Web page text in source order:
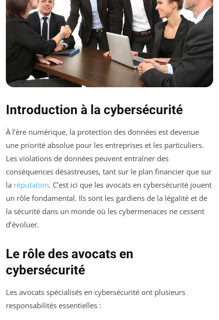
Introduction à la cybersécurité
À l’ère numérique, la protection des données est devenue
une priorité absolue pour les entreprises et les particuliers.
Les violations de données peuvent entraîner des
conséquences désastreuses, tant sur le plan financier que sur
la réputation. C’est ici que les avocats en cybersécurité jouent
un rôle fondamental. Ils sont les gardiens de la légalité et de
la sécurité dans un monde où les cybermenaces ne cessent
d’évoluer.
Le rôle des avocats en
cybersécurité
Les avocats spécialisés en cybersécurité ont plusieurs
responsabilités essentielles :